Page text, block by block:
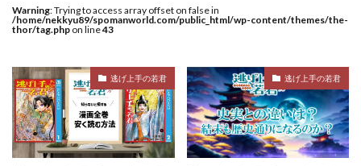
Warning: Trying to access array offset on false in
/home/nekkyu89/spomanworld.com/public_html/wp-content/themes/the-
thor/tag.php on line43
逃げ上手の若君 逃げ上手の若君